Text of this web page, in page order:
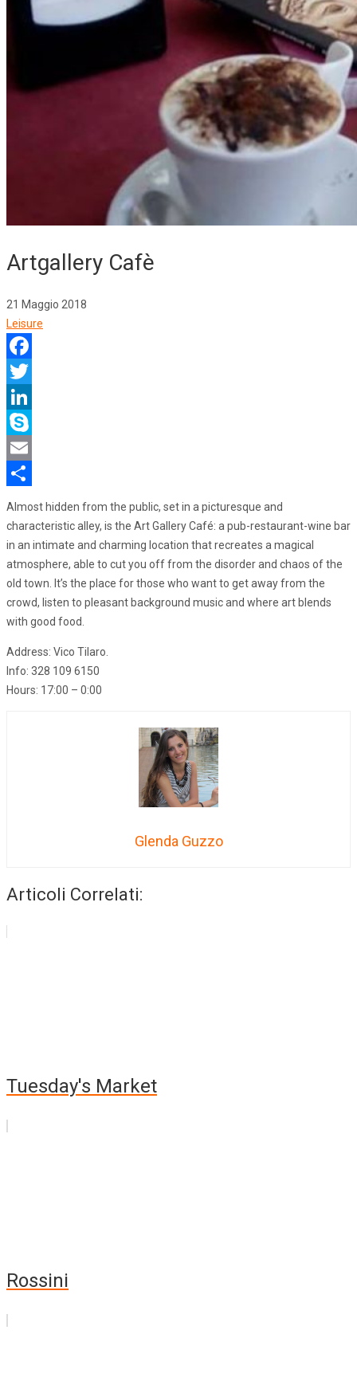
Artgallery Cafè
21 Maggio 2018
Leisure
Facebook
Twitter
LinkedIn
Skype
Email
Almost hidden from the public, set in a picturesque and
characteristic alley, is the Art Gallery Café: a pub-restaurant-wine bar
in an intimate and charming location that recreates a magical
atmosphere, able to cut you off from the disorder and chaos of the
old town. It’s the place for those who want to get away from the
crowd, listen to pleasant background music and where art blends
with good food.
Address: Vico Tilaro.
Info: 328 109 6150
Hours: 17:00 – 0:00
Glenda Guzzo
Articoli Correlati:
Tuesday's Market
Rossini